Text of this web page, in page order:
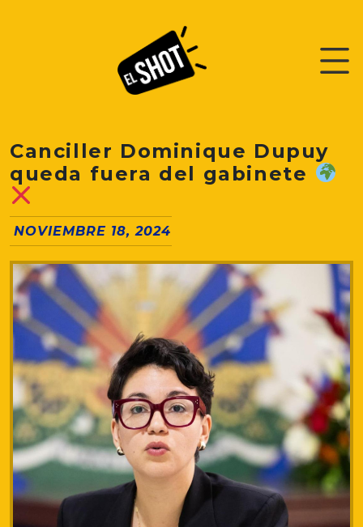
Canciller Dominique Dupuy
queda fuera del gabinete
NOVIEMBRE 18, 2024